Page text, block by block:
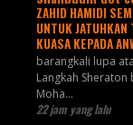
ZAHID HAMIDI
UNTUK
KUASA KEPADA
barangkali lupa
Langkah
Moha...
22 jam yang lalu